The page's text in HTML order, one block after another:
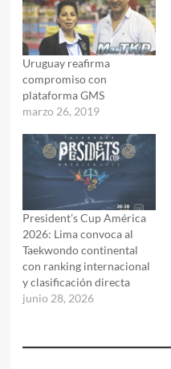
Uruguay reafirma
compromiso con
plataforma GMS
marzo 26, 2019
President’s Cup América
2026: Lima convoca al
Taekwondo continental
con ranking internacional
y clasificación directa
junio 28, 2026